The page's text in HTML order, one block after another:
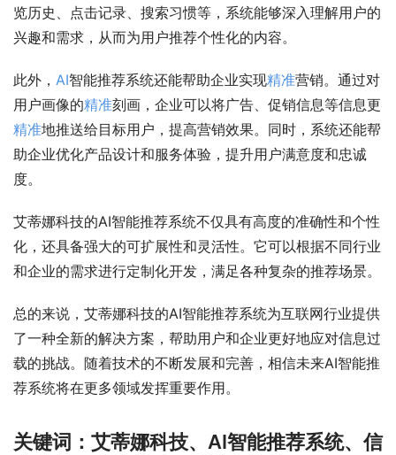
览历史、点击记录、搜索习惯等，系统能够深入理解用户的
兴趣和需求，从而为用户推荐个性化的内容。
此外， AI智能推荐系统还能帮助企业实现精准营销。通过对
用户画像的精准刻画，企业可以将广告、促销信息等信息更
精准地推送给目标用户，提高营销效果。同时，系统还能帮
助企业优化产品设计和服务体验，提升用户满意度和忠诚
度。
艾蒂娜科技的AI智能推荐系统不仅具有高度的准确性和个性
化，还具备强大的可扩展性和灵活性。它可以根据不同行业
和企业的需求进行定制化开发，满足各种复杂的推荐场景。
总的来说，艾蒂娜科技的AI智能推荐系统为互联网行业提供
了一种全新的解决方案，帮助用户和企业更好地应对信息过
载的挑战。随着技术的不断发展和完善，相信未来AI智能推
荐系统将在更多领域发挥重要作用。
关键词：艾蒂娜科技、AI智能推荐系统、信